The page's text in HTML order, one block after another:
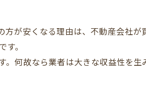
が安くなる理由は、不動産会社が
。
何故なら業者は大きな収益性を生